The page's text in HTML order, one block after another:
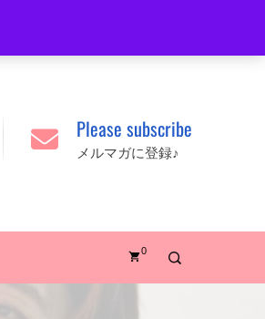
Please subscribe
メルマガに登録♪
0